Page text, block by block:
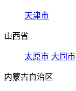
天津市
山西省
太原市 大同市
内蒙古自治区